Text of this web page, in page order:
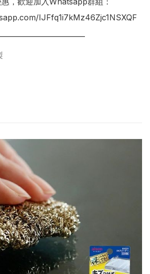
IJFfq1i7kMz46Zjc1NSXQF